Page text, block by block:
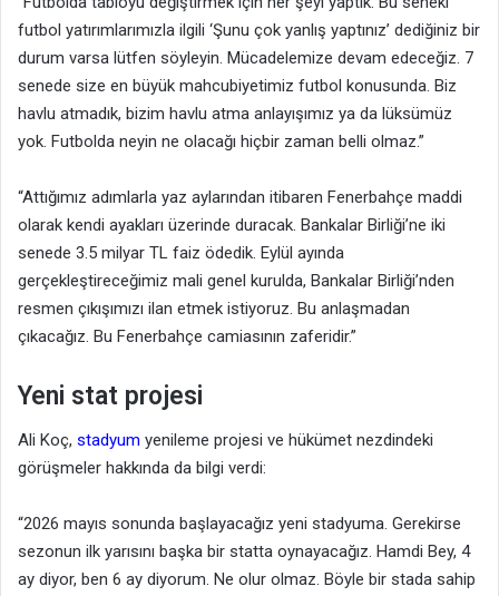
futbol yatırımlarımızla ilgili ‘Şunu çok yanlış yaptınız’ dediğiniz bir
durum varsa lütfen söyleyin. Mücadelemize devam edeceğiz. 7
senede size en büyük mahcubiyetimiz futbol konusunda. Biz
havlu atmadık, bizim havlu atma anlayışımız ya da lüksümüz
yok. Futbolda neyin ne olacağı hiçbir zaman belli olmaz.”
“Attığımız adımlarla yaz aylarından itibaren Fenerbahçe maddi
olarak kendi ayakları üzerinde duracak. Bankalar Birliği’ne iki
senede 3.5 milyar TL faiz ödedik. Eylül ayında
gerçekleştireceğimiz mali genel kurulda, Bankalar Birliği’nden
resmen çıkışımızı ilan etmek istiyoruz. Bu anlaşmadan
çıkacağız. Bu Fenerbahçe camiasının zaferidir.”
Yeni stat projesi
Ali Koç, stadyum yenileme projesi ve hükümet nezdindeki
görüşmeler hakkında da bilgi verdi:
“2026 mayıs sonunda başlayacağız yeni stadyuma. Gerekirse
sezonun ilk yarısını başka bir statta oynayacağız. Hamdi Bey, 4
ay diyor, ben 6 ay diyorum. Ne olur olmaz. Böyle bir stada sahip